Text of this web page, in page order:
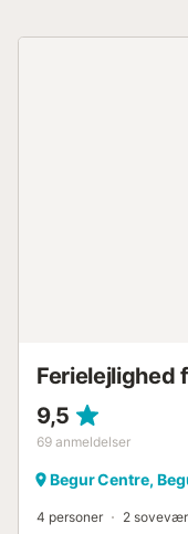
Ferielejlighed
9,5
69 anmeldelser
Begur Centre,
4 personer 2